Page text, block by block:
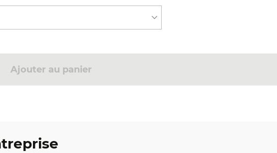
Ajouter au panier